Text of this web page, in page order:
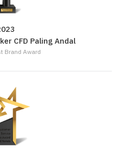
CFD Paling Andal
Brand Award